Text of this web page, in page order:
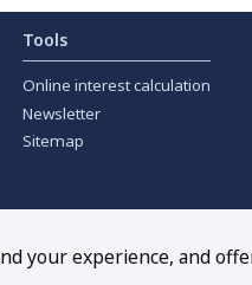
Tools
Online interest calculation
Newsletter
Sitemap
your experience, and